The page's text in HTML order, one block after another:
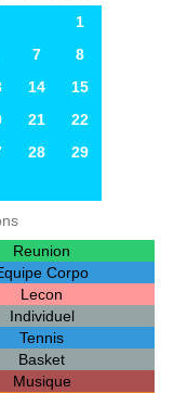
1
7
8
14
15
21
22
28
29
Reunion
Corpo
Lecon
Individuel
Tennis
Basket
Musique